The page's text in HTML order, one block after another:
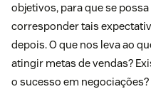
objetivos, para que se
corresponder tais
depois. O que nos leva ao
atingir metas de vendas?
o sucesso em negociações?